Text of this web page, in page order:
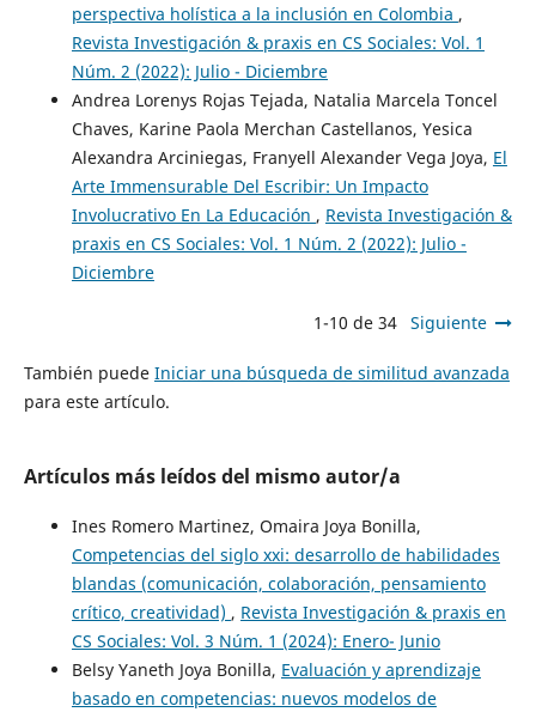
perspectiva holística a la inclusión en Colombia ,
Revista Investigación & praxis en CS Sociales: Vol. 1
Núm. 2 (2022): Julio - Diciembre
Andrea Lorenys Rojas Tejada, Natalia Marcela Toncel
Chaves, Karine Paola Merchan Castellanos, Yesica
Alexandra Arciniegas, Franyell Alexander Vega Joya, El
Arte Immensurable Del Escribir: Un Impacto
Involucrativo En La Educación , Revista Investigación &
praxis en CS Sociales: Vol. 1 Núm. 2 (2022): Julio -
Diciembre
1-10 de 34 Siguiente
También puede Iniciar una búsqueda de similitud avanzada
para este artículo.
Artículos más leídos del mismo autor/a
Ines Romero Martinez, Omaira Joya Bonilla,
Competencias del siglo xxi: desarrollo de habilidades
blandas (comunicación, colaboración, pensamiento
crítico, creatividad) , Revista Investigación & praxis en
CS Sociales: Vol. 3 Núm. 1 (2024): Enero- Junio
Belsy Yaneth Joya Bonilla, Evaluación y aprendizaje
basado en competencias: nuevos modelos de